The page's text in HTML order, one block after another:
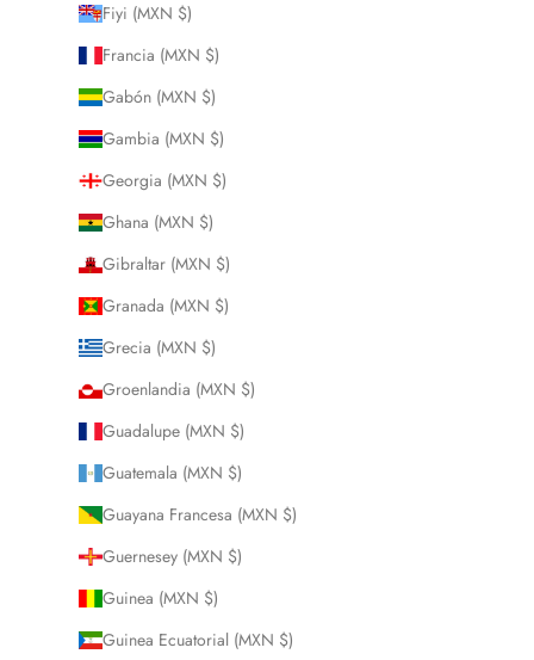
Fiyi (MXN $)
Francia (MXN $)
Gabón (MXN $)
Gambia (MXN $)
Georgia (MXN $)
Ghana (MXN $)
Gibraltar (MXN $)
Granada (MXN $)
Grecia (MXN $)
Groenlandia (MXN $)
Guadalupe (MXN $)
Guatemala (MXN $)
Guayana Francesa (MXN $)
Guernesey (MXN $)
Guinea (MXN $)
Guinea Ecuatorial (MXN $)